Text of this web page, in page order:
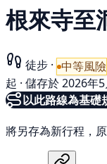
根來寺至
徒步 · 中等風險
起 · 儲存於 2026年
以此路線為基礎
將另存為新行程，